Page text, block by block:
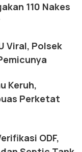
110 Nakes
Viral, Polsek
Keruh,
Perketat
ODF,